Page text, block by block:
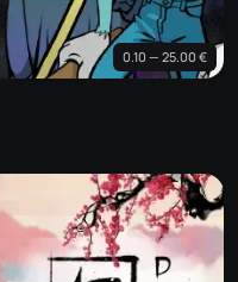
0.10 — 25.00 €